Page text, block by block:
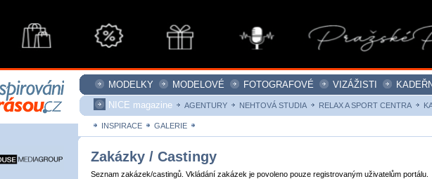
MODELKY MODELOVÉ FOTOGRAFOVÉ VIZÁŽISTI
NICE magazine
AGENTURY NEHTOVÁ STUDIA RELAX A SPORT CENTRA
INSPIRACE GALERIE
Zakázky / Castingy
Seznam zakázek/castingů. Vkládání zakázek je povoleno pouze registrovaným uživatelům portálu.